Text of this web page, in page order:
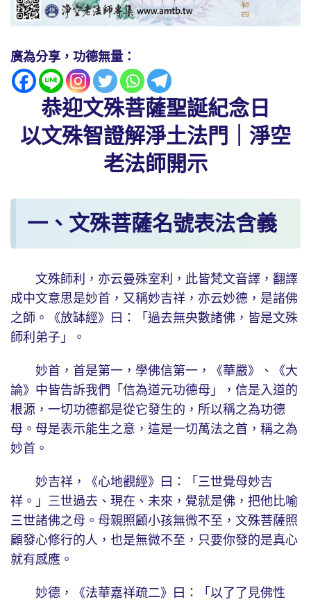
廣為分享，功德無量：
恭迎文殊菩薩聖誕紀念日
以文殊智證解淨土法門｜淨空
老法師開示
一、文殊菩薩名號表法含義
文殊師利，亦云曼殊室利，此皆梵文音譯，翻譯
成中文意思是妙首，又稱妙吉祥，亦云妙德，是諸佛
之師。《放缽經》曰：「過去無央數諸佛，皆是文殊
師利弟子」。
妙首，首是第一，學佛信第一，《華嚴》、《大
論》中皆告訴我們「信為道元功德母」，信是入道的
根源，一切功德都是從它發生的，所以稱之為功德
母。母是表示能生之意，這是一切萬法之首，稱之為
妙首。
妙吉祥，《心地觀經》曰：「三世覺母妙吉
祥。」三世過去、現在、未來，覺就是佛，把他比喻
三世諸佛之母。母親照顧小孩無微不至，文殊菩薩照
顧發心修行的人，也是無微不至，只要你發的是真心
就有感應。
妙德，《法華嘉祥疏二》曰：「以了了見佛性